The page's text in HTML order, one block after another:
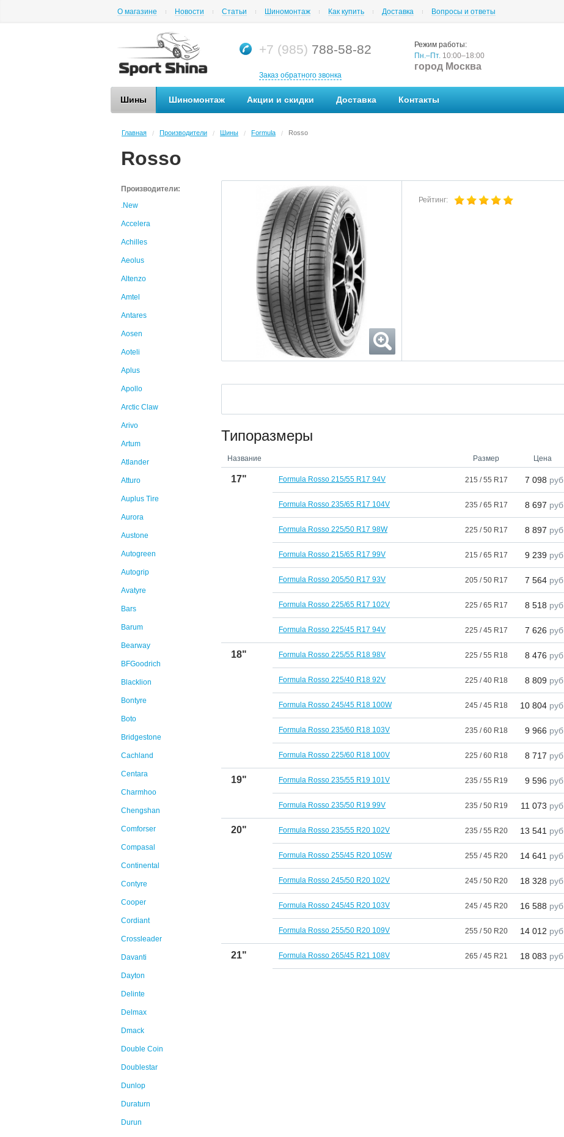
О магазине Новости Статьи Шиномонтаж Как купить Доставка Вопросы и ответы
+7 (985) 788-58-82
Заказ обратного звонка
Режим работы:
Пн.–Пт. 10:00–18:00
город Москва
Шины Шиномонтаж Акции и скидки Доставка Контакты
Главная / Производители / Шины / Formula / Rosso
Rosso
Производители:
.New
Accelera
Achilles
Aeolus
Altenzo
Amtel
Antares
Aosen
Aoteli
Aplus
Apollo
Arctic Claw
Arivo
Artum
Atlander
Atturo
Auplus Tire
Aurora
Austone
Autogreen
Autogrip
Avatyre
Bars
Barum
Bearway
BFGoodrich
Blacklion
Bontyre
Boto
Bridgestone
Cachland
Centara
Charmhoo
Chengshan
Comforser
Compasal
Continental
Contyre
Cooper
Cordiant
Crossleader
Davanti
Dayton
Delinte
Delmax
Dmack
Double Coin
Doublestar
Dunlop
Duraturn
Durun
Рейтинг:
Типоразмеры
Название Размер Цена
17" Formula Rosso 215/55 R17 94V 215 / 55 R17 7 098 руб.
Formula Rosso 235/65 R17 104V 235 / 65 R17 8 697 руб.
Formula Rosso 225/50 R17 98W 225 / 50 R17 8 897 руб.
Formula Rosso 215/65 R17 99V 215 / 65 R17 9 239 руб.
Formula Rosso 205/50 R17 93V 205 / 50 R17 7 564 руб.
Formula Rosso 225/65 R17 102V 225 / 65 R17 8 518 руб.
Formula Rosso 225/45 R17 94V 225 / 45 R17 7 626 руб.
18" Formula Rosso 225/55 R18 98V 225 / 55 R18 8 476 руб.
Formula Rosso 225/40 R18 92V 225 / 40 R18 8 809 руб.
Formula Rosso 245/45 R18 100W 245 / 45 R18 10 804 руб.
Formula Rosso 235/60 R18 103V 235 / 60 R18 9 966 руб.
Formula Rosso 225/60 R18 100V 225 / 60 R18 8 717 руб.
19" Formula Rosso 235/55 R19 101V 235 / 55 R19 9 596 руб.
Formula Rosso 235/50 R19 99V 235 / 50 R19 11 073 руб.
20" Formula Rosso 235/55 R20 102V 235 / 55 R20 13 541 руб.
Formula Rosso 255/45 R20 105W 255 / 45 R20 14 641 руб.
Formula Rosso 245/50 R20 102V 245 / 50 R20 18 328 руб.
Formula Rosso 245/45 R20 103V 245 / 45 R20 16 588 руб.
Formula Rosso 255/50 R20 109V 255 / 50 R20 14 012 руб.
21" Formula Rosso 265/45 R21 108V 265 / 45 R21 18 083 руб.